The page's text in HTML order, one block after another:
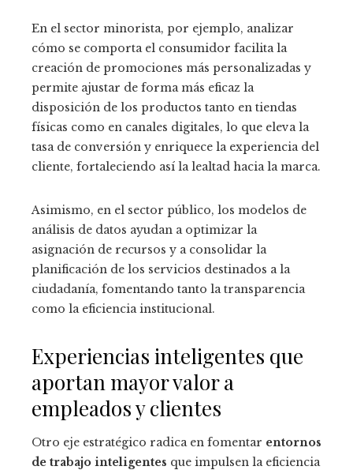
En el sector minorista, por ejemplo, analizar
cómo se comporta el consumidor facilita la
creación de promociones más personalizadas y
permite ajustar de forma más eficaz la
disposición de los productos tanto en tiendas
físicas como en canales digitales, lo que eleva la
tasa de conversión y enriquece la experiencia del
cliente, fortaleciendo así la lealtad hacia la marca.
Asimismo, en el sector público, los modelos de
análisis de datos ayudan a optimizar la
asignación de recursos y a consolidar la
planificación de los servicios destinados a la
ciudadanía, fomentando tanto la transparencia
como la eficiencia institucional.
Experiencias inteligentes que
aportan mayor valor a
empleados y clientes
Otro eje estratégico radica en fomentar entornos
de trabajo inteligentes que impulsen la eficiencia